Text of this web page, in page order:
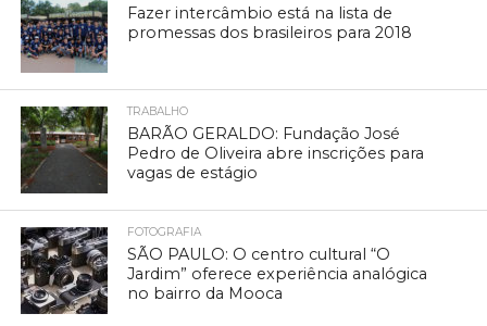
Fazer intercâmbio está na lista de
promessas dos brasileiros para 2018
TRABALHO
BARÃO GERALDO: Fundação José
Pedro de Oliveira abre inscrições para
vagas de estágio
FOTOGRAFIA
SÃO PAULO: O centro cultural “O
Jardim” oferece experiência analógica
no bairro da Mooca